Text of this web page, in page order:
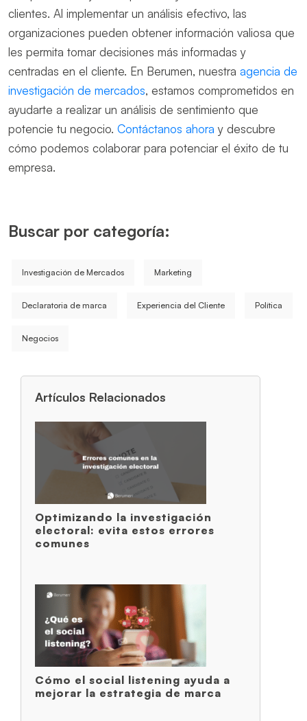
clientes. Al implementar un análisis efectivo, las
organizaciones pueden obtener información valiosa que
les permita tomar decisiones más informadas y
centradas en el cliente. En Berumen, nuestra agencia de
investigación de mercados, estamos comprometidos en
ayudarte a realizar un análisis de sentimiento que
potencie tu negocio. Contáctanos ahora y descubre
cómo podemos colaborar para potenciar el éxito de tu
empresa.
Buscar por categoría:
Investigación de Mercados Marketing
Declaratoria de marca Experiencia del Cliente Política
Negocios
Artículos Relacionados
Optimizando la investigación
electoral: evita estos errores
comunes
Cómo el social listening ayuda a
mejorar la estrategia de marca